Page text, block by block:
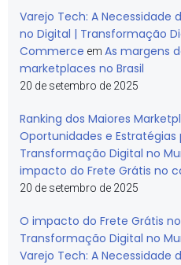
Varejo Tech: A Necessidade
no Digital | Transformação
Commerce em As margens
marketplaces no Brasil
20 de setembro de 2025
Ranking dos Maiores
Oportunidades e Estratégias
Transformação Digital no
impacto do Frete Grátis no
20 de setembro de 2025
O impacto do Frete Grátis
Transformação Digital no
Varejo Tech: A Necessidade